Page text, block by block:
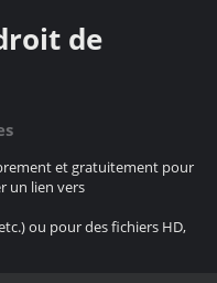
de
et gratuitement pour
un lien vers
ou pour des fichiers HD,